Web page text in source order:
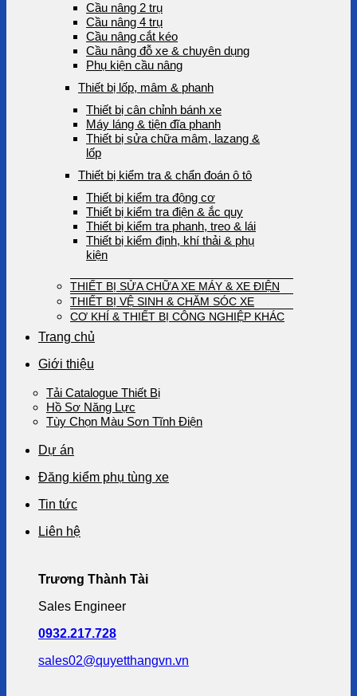
Cầu nâng 2 trụ
Cầu nâng 4 trụ
Cầu nâng cắt kéo
Cầu nâng đỗ xe & chuyên dụng
Phụ kiện cầu nâng
Thiết bị lốp, mâm & phanh
Thiết bị cân chỉnh bánh xe
Máy láng & tiện đĩa phanh
Thiết bị sửa chữa mâm, lazang &
lốp
Thiết bị kiểm tra & chẩn đoán ô tô
Thiết bị kiểm tra động cơ
Thiết bị kiểm tra điện & ắc quy
Thiết bị kiểm tra phanh, treo & lái
Thiết bị kiểm định, khí thải & phụ
kiện
THIẾT BỊ SỬA CHỮA XE MÁY & XE ĐIỆN
THIẾT BỊ VỆ SINH & CHĂM SÓC XE
CƠ KHÍ & THIẾT BỊ CÔNG NGHIỆP KHÁC
Trang chủ
Giới thiệu
Tải Catalogue Thiết Bị
Hồ Sơ Năng Lực
Tùy Chọn Màu Sơn Tĩnh Điện
Dự án
Đăng kiểm phụ tùng xe
Tin tức
Liên hệ
Trương Thành Tài
Sales Engineer
0932.217.728
sales02@quyetthangvn.vn